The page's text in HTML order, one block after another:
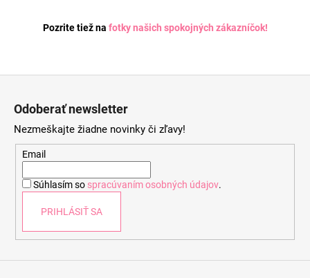
Pozrite tiež na fotky našich spokojných zákazníčok!
Odoberať newsletter
Nezmeškajte žiadne novinky či zľavy!
Email
Súhlasím so spracúvaním osobných údajov.
PRIHLÁSIŤ SA